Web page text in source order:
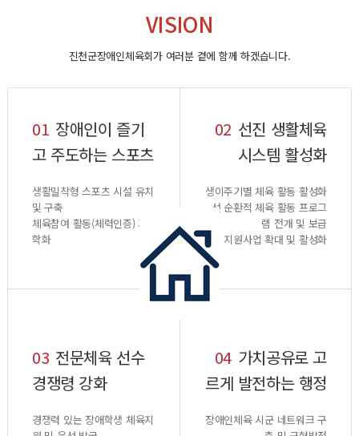
VISION
진천군장애인체육회가 여러분 곁에 함께 하겠습니다.
01 장애인이 즐기
고 주도하는 스포츠
생활밀착형 스포츠 시설 유치
및 구축
체육참여 활동(체력인증) 과
학화
02 선진 생활체육
시스템 활성화
생이주기별 체육 활동 활성화
선 순환적 체육 활동 프로그
램 전개 및 보급
지원사업 확대 및 활성화
03 전문체육 선수
경쟁령 강화
경쟁력 있는 장애학생 체육지
04 가치공유로 고
르게 발전하는 행정
장애인체육 시군 네트워크 구